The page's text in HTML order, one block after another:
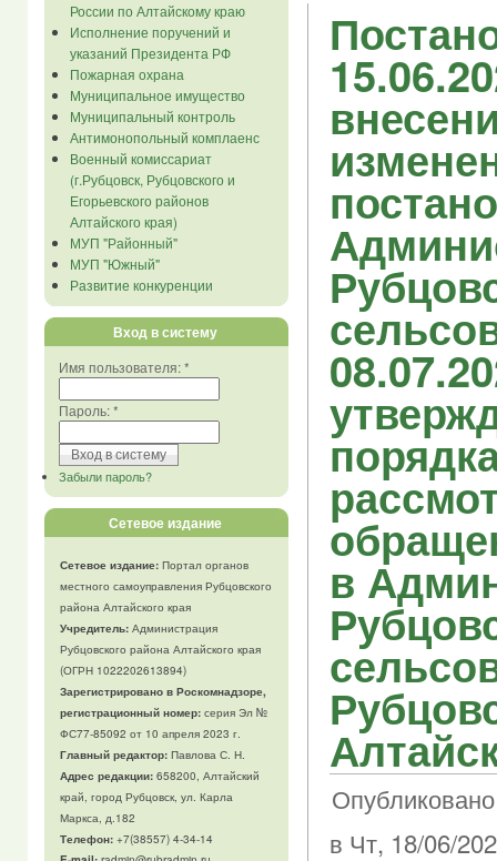
России по Алтайскому краю
Исполнение поручений и
указаний Президента РФ
Пожарная охрана
Муниципальное имущество
Муниципальный контроль
Антимонопольный комплаенс
Военный комиссариат
(г.Рубцовск, Рубцовского и
Егорьевского районов
Алтайского края)
МУП "Районный"
МУП "Южный"
Развитие конкуренции
Вход в систему
Имя пользователя:*
Пароль:*
Забыли пароль?
Сетевое издание
Сетевое издание:Портал органов
местного самоуправления Рубцовского
района Алтайского края
Учредитель:Администрация
Рубцовского района Алтайского края
(ОГРН 1022202613894)
Зарегистрировано в Роскомнадзоре,
регистрационный номер:серия Эл №
ФС77-85092 от 10 апреля 2023 г.
Главный редактор:Павлова С. Н.
Адрес редакции:658200, Алтайский
край, город Рубцовск, ул. Карла
Маркса, д.182
Телефон:+7(38557) 4-34-14
в
в Чт, 18/06/